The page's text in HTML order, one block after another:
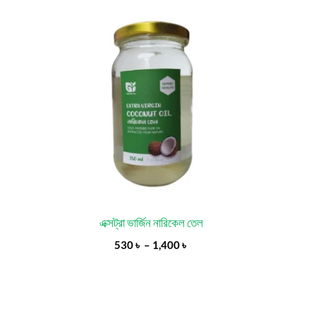
এক্সট্রা ভার্জিন নারিকেল তেল
530৳ – 1,400৳
530 ৳
through
1,400 ৳